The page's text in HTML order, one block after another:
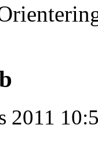
2011